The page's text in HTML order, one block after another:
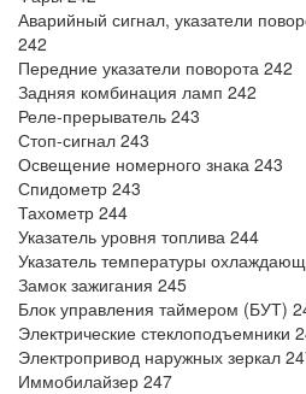
Аварийный сигнал, указатели
242
Передние указатели поворота 242
Задняя комбинация ламп 242
Реле-прерыватель 243
Стоп-сигнал 243
Освещение номерного знака 243
Спидометр 243
Тахометр 244
Указатель уровня топлива 244
Указатель температуры
Замок зажигания 245
Блок управления таймером (БУТ)
Электрические стеклоподъемники
Электропривод наружных зеркал
Иммобилайзер 247